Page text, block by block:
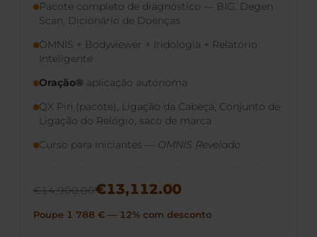
Pacote completo de diagnóstico — BIG, Degen
Scan, Dicionário de Doenças
OMNIS + Bodyviewer + Iridologia + Relatório
Inteligente
Oração® aplicação autónoma
QX Pin (pacote), Ligação da Cabeça, Conjunto de
Ligação do Relógio, saco de marca
Curso para Iniciantes — OMNIS Revelado
€14,900.00€13,112.00
Poupe 1 788 € — 12% com desconto